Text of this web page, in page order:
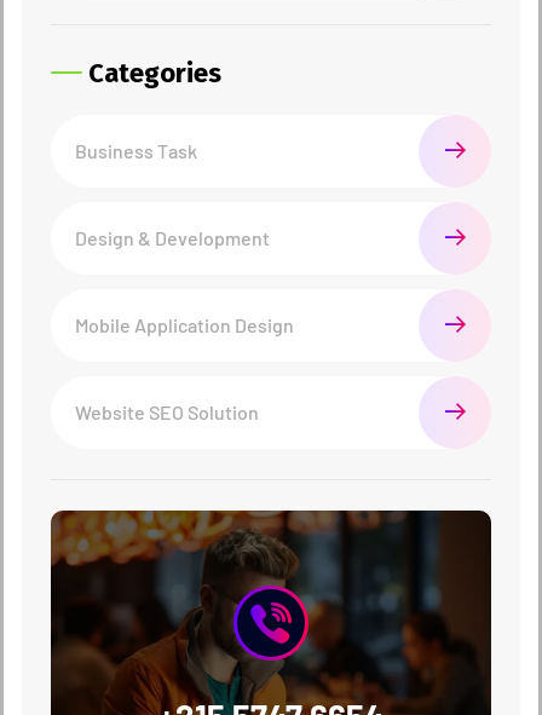
Categories
Business Task
Design & Development
Mobile Application Design
Website SEO Solution